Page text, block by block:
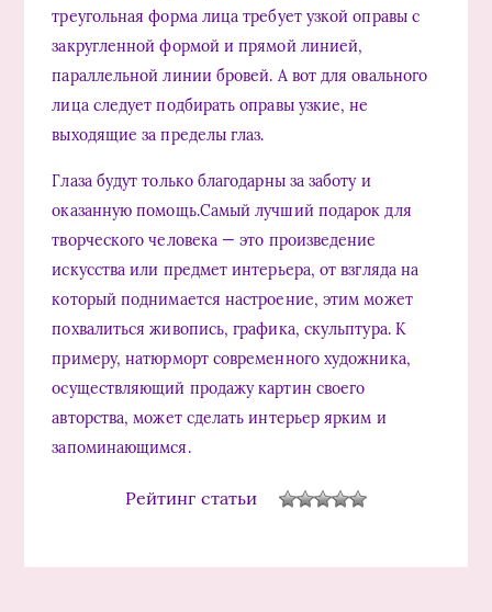
треугольная форма лица требует узкой оправы с
закругленной формой и прямой линией,
параллельной линии бровей. А вот для овального
лица следует подбирать оправы узкие, не
выходящие за пределы глаз.
Глаза будут только благодарны за заботу и
оказанную помощь.Самый лучший подарок для
творческого человека — это произведение
искусства или предмет интерьера, от взгляда на
который поднимается настроение, этим может
похвалиться живопись, графика, скульптура. К
примеру, натюрморт современного художника,
осуществляющий продажу картин своего
авторства, может сделать интерьер ярким и
запоминающимся.
Рейтинг статьи